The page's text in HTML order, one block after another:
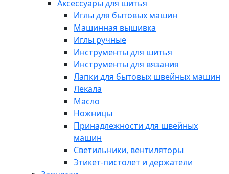
Аксессуары для шитья
Иглы для бытовых машин
Машинная вышивка
Иглы ручные
Инструменты для шитья
Инструменты для вязания
Лапки для бытовых швейных машин
Лекала
Масло
Ножницы
Принадлежности для швейных
машин
Светильники, вентиляторы
Этикет-пистолет и держатели